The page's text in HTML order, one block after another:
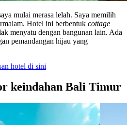
mulai merasa lelah. Saya memilih
Hotel ini berbentuk cottage
menyatu dengan bangunan lain. Ada
pemandangan hijau yang
hotel di sini
keindahan Bali Timur